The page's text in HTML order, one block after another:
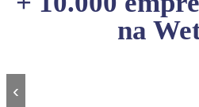
na
‹